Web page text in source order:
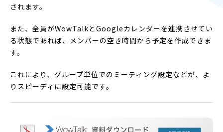
されます。
また、全員がWowTalkとGoogleカレンダーを連携させてい
る状態であれば、メンバーの空き時間から予定を作成できま
す。
これにより、グループ単位でのミーティング設定などが、よ
りスピーディに設定可能です。